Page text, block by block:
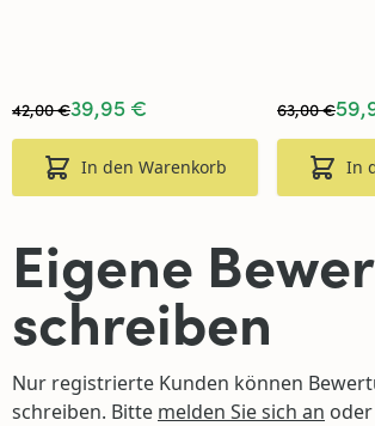
39,95 €
42,00 €
In den Warenkorb
63,00 €
In
Eigene
schreiben
Nur registrierte Kunden können
schreiben. Bitte melden Sie sich an oder